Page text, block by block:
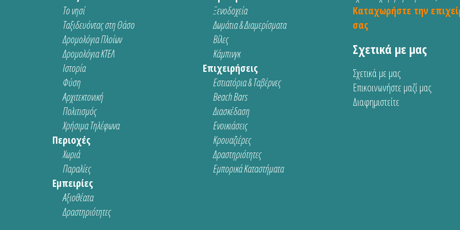
Το νησί
Ταξιδευόντας στη Θάσο
Δρομολόγια Πλοίων
Δρομολόγια ΚΤΕΛ
Ιστορία
Φύση
Αρχιτεκτονική
Πολιτισμός
Χρήσιμα Τηλέφωνα
Περιοχές
Χωριά
Παραλίες
Εμπειρίες
Αξιοθέατα
Δραστηριότητες
Ξενοδοχεία
Δωμάτια & Διαμερίσματα
Βίλες
Κάμπινγκ
Επιχειρήσεις
Εστιατόρια & Ταβέρνες
Beach Bars
Διασκέδαση
Ενοικιάσεις
Κρουαζιέρες
Δραστηριότητες
Εμπορικά Καταστήματα
Καταχωρήστε την
σας
Σχετικά με μας
Σχετικά με μας
Επικοινωνήστε μαζί μας
Διαφημιστείτε